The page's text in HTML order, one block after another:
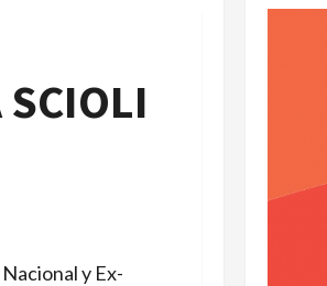
SCIOLI
y Ex-